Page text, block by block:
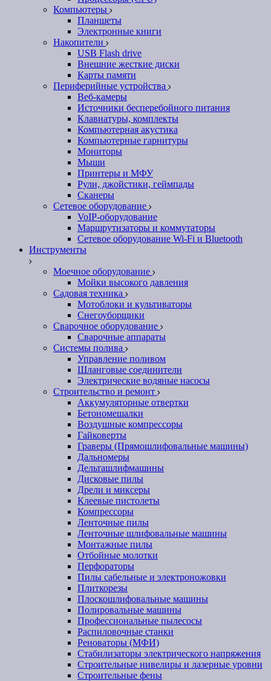
Компьютеры
Планшеты
Электронные книги
Накопители
USB Flash drive
Внешние жесткие диски
Карты памяти
Периферийные устройства
Веб-камеры
Источники бесперебойного питания
Клавиатуры, комплекты
Компьютерная акустика
Компьютерные гарнитуры
Мониторы
Мыши
Принтеры и МФУ
Рули, джойстики, геймпады
Сканеры
Сетевое оборудование
VoIP-оборудование
Маршрутизаторы и коммутаторы
Сетевое оборудование Wi-Fi и Bluetooth
Инструменты
Моечное оборудование
Мойки высокого давления
Садовая техника
Мотоблоки и культиваторы
Снегоуборщики
Сварочное оборудование
Сварочные аппараты
Системы полива
Управление поливом
Шланговые соединители
Электрические водяные насосы
Строительство и ремонт
Аккумуляторные отвертки
Бетономешалки
Воздушные компрессоры
Гайковерты
Граверы (Прямошлифовальные машины)
Дальномеры
Дельташлифмашины
Дисковые пилы
Дрели и миксеры
Клеевые пистолеты
Компрессоры
Ленточные пилы
Ленточные шлифовальные машины
Монтажные пилы
Отбойные молотки
Перфораторы
Пилы сабельные и электроножовки
Плиткорезы
Плоскошлифовальные машины
Полировальные машины
Профессиональные пылесосы
Распиловочные станки
Реноваторы (МФИ)
Стабилизаторы электрического напряжения
Строительные нивелиры и лазерные уровни
Строительные фены